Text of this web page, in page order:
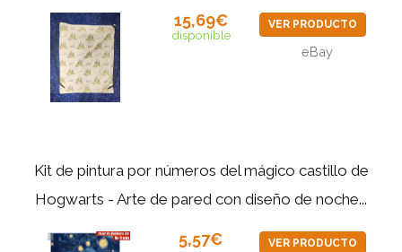
15,69€
disponible
VER PRODUCTO
eBay
Kit de pintura por números del mágico castillo de
Hogwarts - Arte de pared con diseño de noche...
5,57€ VER PRODUCTO